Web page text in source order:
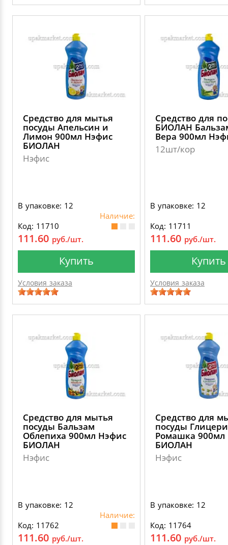
Средство для мытья
посуды Апельсин и
Лимон 900мл Нэфис
БИОЛАН
Нэфис
В упаковке: 12
Наличие:
Код: 11710
111.60 руб./шт.
Купить
Условия заказа
Средство для
БИОЛАН
Вера 900мл
12шт/кор
В упаковке: 12
Код: 11711
111.60 руб./шт.
Купить
Условия заказа
Средство для мытья
посуды Бальзам
Облепиха 900мл Нэфис
БИОЛАН
Нэфис
В упаковке: 12
Наличие:
Код: 11762
111.60 руб./шт.
Средство для
посуды
Ромашка 900мл
БИОЛАН
Нэфис
В упаковке: 12
Код: 11764
111.60 руб./шт.